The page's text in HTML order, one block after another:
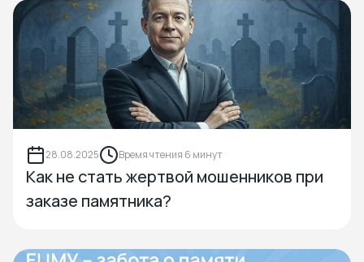
28.08.2025 Время чтения 6 минут
Как не стать жертвой мошенников при
заказе памятника?